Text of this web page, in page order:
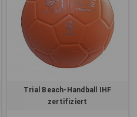
Inhalte. Durch Klicken auf
"Alles erlauben" stimmen Sie
dem Einsatz von Cookies und
ähnlichen Technologien zu
den vorgenannten Zwecken
zu. Durch Klicken auf
treffen und erteilte
Einwilligungen jederzeit für
Trial Beach-Handball IHF
zertifiziert